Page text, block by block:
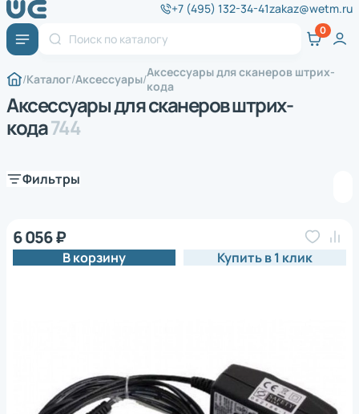
+7 (495) 132-34-41zakaz@wetm.ru
Каталог Аксессуары Аксессуары для сканеров штрих-
кода
Аксессуары для сканеров штрих-
кода744
Фильтры
6 056 ₽
В корзину Купить в 1 клик